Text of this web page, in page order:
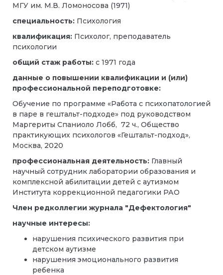
МГУ им. М.В. Ломоносова (1971)
специальность: Психология
квалификация: Психолог, преподаватель
психологии
общий стаж работы: с 1971 года
данные о повышении квалификации и (или)
профессиональной переподготовке:
Обучение по программе «Работа с психопатологией
в паре в гештальт-подходе» под руководством
Маргериты Спаниоло Лобб, 72 ч., Общество
практикующих психологов «Гештальт-подход»,
Москва, 2020
профессиональная деятельность: Главный
научный сотрудник лаборатории образования и
комплексной абилитации детей с аутизмом
Института коррекционной педагогики РАО
Член редколлегии журнала "Дефектология"
научные интересы:
нарушения психического развития при
детском аутизме
нарушения эмоционального развития
ребенка